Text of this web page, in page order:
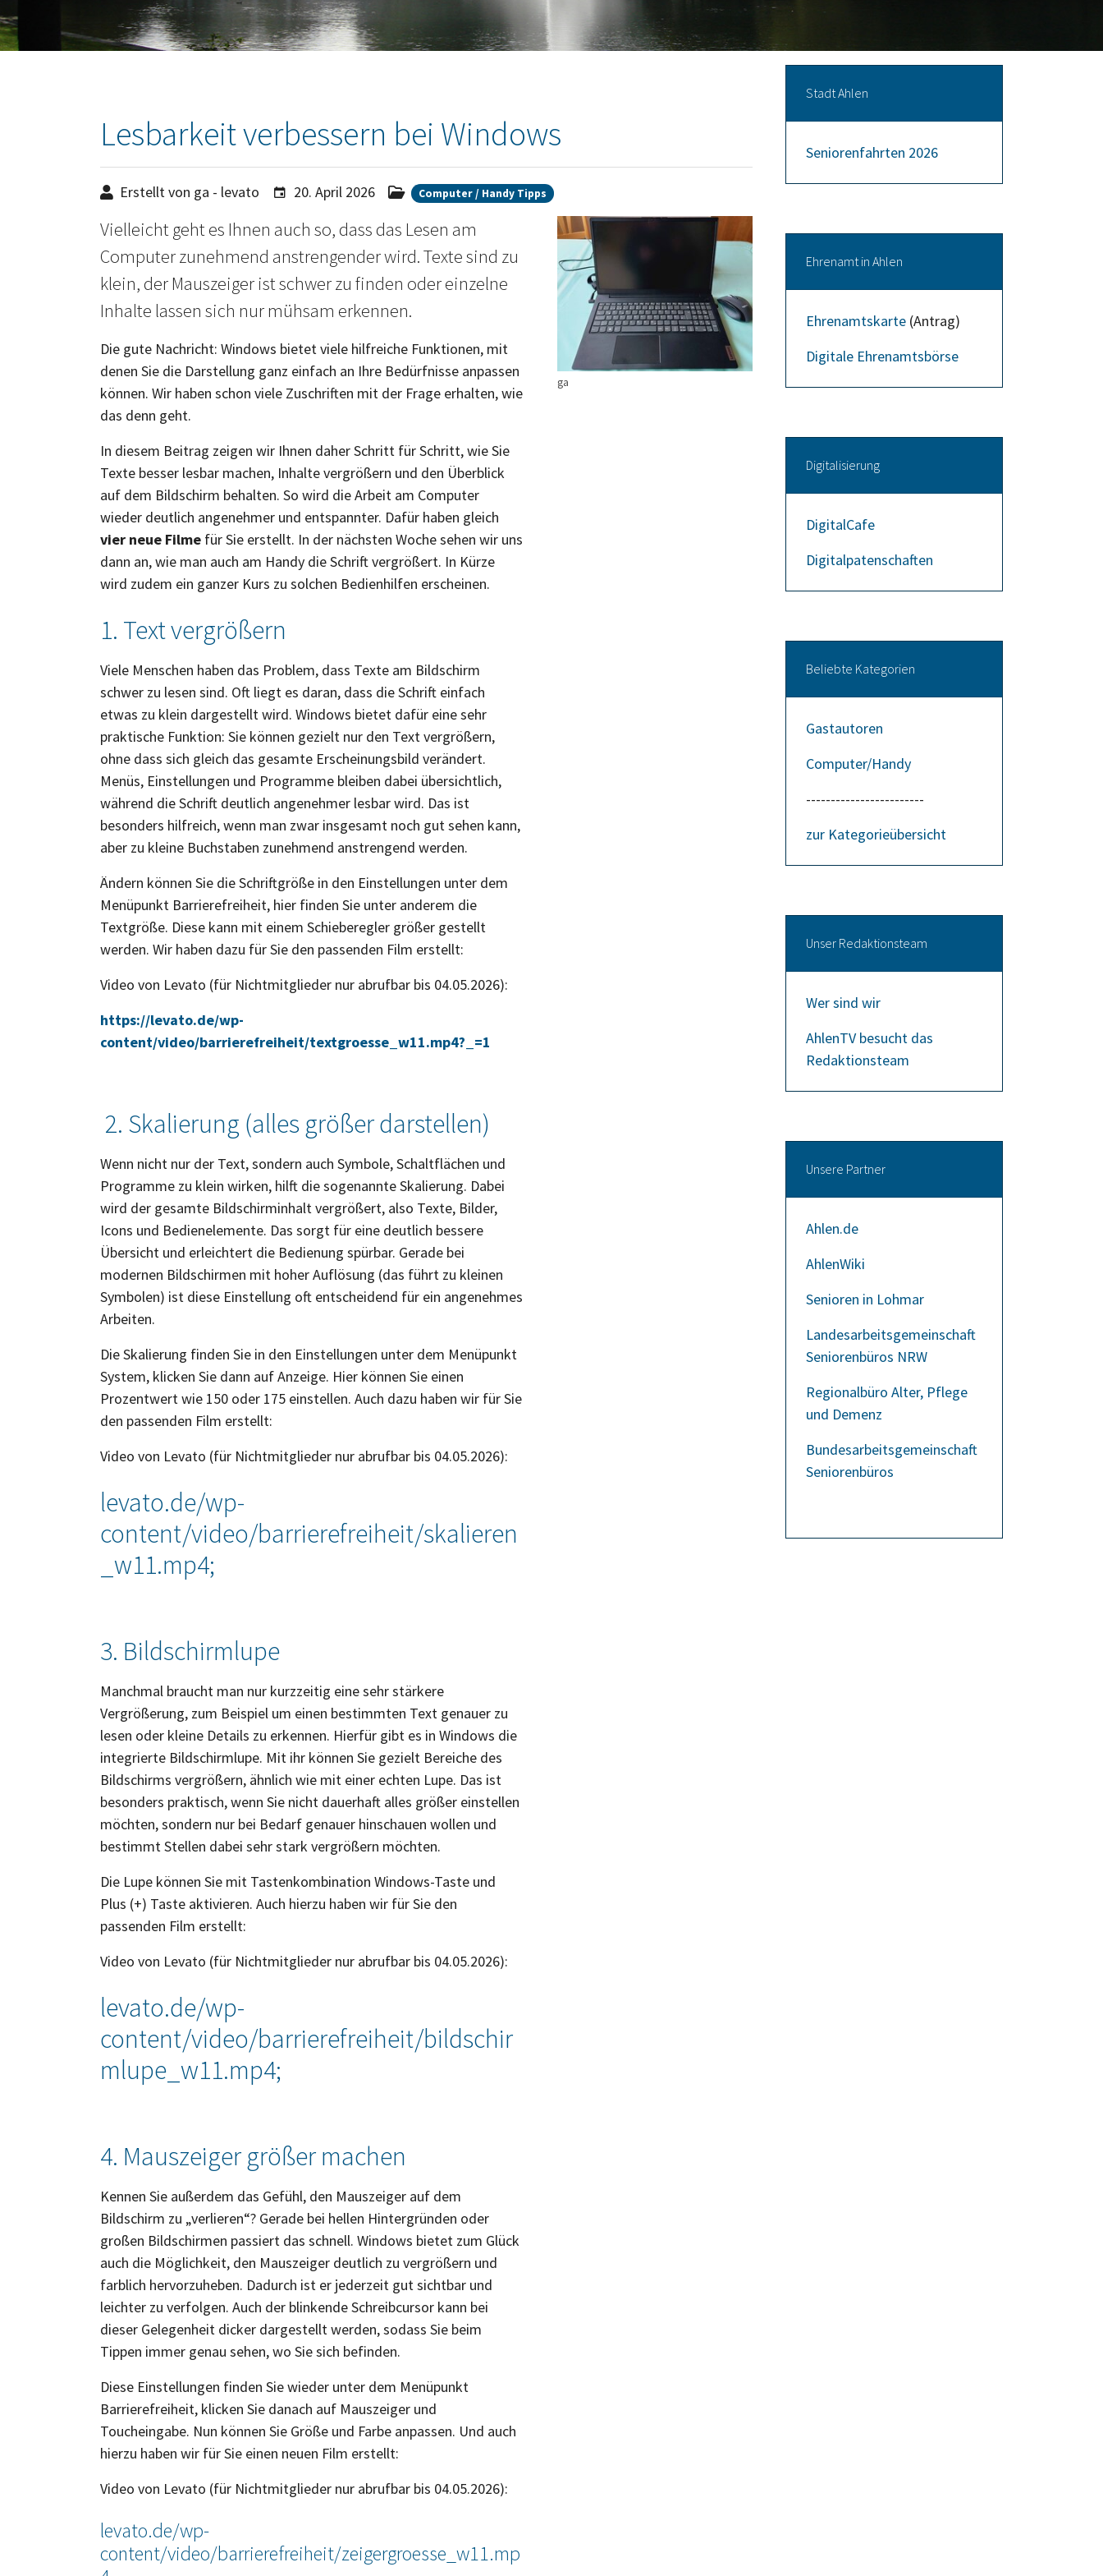
Stadt Ahlen
Seniorenfahrten 2026
Ehrenamt in Ahlen
Ehrenamtskarte (Antrag)
Digitale Ehrenamtsbörse
Digitalisierung
DigitalCafe
Digitalpatenschaften
Beliebte Kategorien
Gastautoren
Computer/Handy
------------------------
zur Kategorieübersicht
Unser Redaktionsteam
Wer sind wir
AhlenTV besucht das
Redaktionsteam
Unsere Partner
Ahlen.de
AhlenWiki
Senioren in Lohmar
Landesarbeitsgemeinschaft
Seniorenbüros NRW
Regionalbüro Alter, Pflege
und Demenz
Bundesarbeitsgemeinschaft
Seniorenbüros
Lesbarkeit verbessern bei Windows
Erstellt von ga - levato 20. April 2026 Computer / Handy Tipps
Vielleicht geht es Ihnen auch so, dass das Lesen am
Computer zunehmend anstrengender wird. Texte sind zu
klein, der Mauszeiger ist schwer zu finden oder einzelne
Inhalte lassen sich nur mühsam erkennen.
Die gute Nachricht: Windows bietet viele hilfreiche Funktionen, mit
denen Sie die Darstellung ganz einfach an Ihre Bedürfnisse anpassen
können. Wir haben schon viele Zuschriften mit der Frage erhalten, wie
das denn geht.
In diesem Beitrag zeigen wir Ihnen daher Schritt für Schritt, wie Sie
Texte besser lesbar machen, Inhalte vergrößern und den Überblick
auf dem Bildschirm behalten. So wird die Arbeit am Computer
wieder deutlich angenehmer und entspannter. Dafür haben gleich
vier neue Filme für Sie erstellt. In der nächsten Woche sehen wir uns
dann an, wie man auch am Handy die Schrift vergrößert. In Kürze
wird zudem ein ganzer Kurs zu solchen Bedienhilfen erscheinen.
1. Text vergrößern
Viele Menschen haben das Problem, dass Texte am Bildschirm
schwer zu lesen sind. Oft liegt es daran, dass die Schrift einfach
etwas zu klein dargestellt wird. Windows bietet dafür eine sehr
praktische Funktion: Sie können gezielt nur den Text vergrößern,
ohne dass sich gleich das gesamte Erscheinungsbild verändert.
Menüs, Einstellungen und Programme bleiben dabei übersichtlich,
während die Schrift deutlich angenehmer lesbar wird. Das ist
besonders hilfreich, wenn man zwar insgesamt noch gut sehen kann,
aber zu kleine Buchstaben zunehmend anstrengend werden.
Ändern können Sie die Schriftgröße in den Einstellungen unter dem
Menüpunkt Barrierefreiheit, hier finden Sie unter anderem die
Textgröße. Diese kann mit einem Schieberegler größer gestellt
werden. Wir haben dazu für Sie den passenden Film erstellt:
Video von Levato (für Nichtmitglieder nur abrufbar bis 04.05.2026):
https://levato.de/wp-
content/video/barrierefreiheit/textgroesse_w11.mp4?_=1
2. Skalierung (alles größer darstellen)
Wenn nicht nur der Text, sondern auch Symbole, Schaltflächen und
Programme zu klein wirken, hilft die sogenannte Skalierung. Dabei
wird der gesamte Bildschirminhalt vergrößert, also Texte, Bilder,
Icons und Bedienelemente. Das sorgt für eine deutlich bessere
Übersicht und erleichtert die Bedienung spürbar. Gerade bei
modernen Bildschirmen mit hoher Auflösung (das führt zu kleinen
Symbolen) ist diese Einstellung oft entscheidend für ein angenehmes
Arbeiten.
Die Skalierung finden Sie in den Einstellungen unter dem Menüpunkt
System, klicken Sie dann auf Anzeige. Hier können Sie einen
Prozentwert wie 150 oder 175 einstellen. Auch dazu haben wir für Sie
den passenden Film erstellt:
Video von Levato (für Nichtmitglieder nur abrufbar bis 04.05.2026):
levato.de/wp-
content/video/barrierefreiheit/skalieren
_w11.mp4;
3. Bildschirmlupe
Manchmal braucht man nur kurzzeitig eine sehr stärkere
Vergrößerung, zum Beispiel um einen bestimmten Text genauer zu
lesen oder kleine Details zu erkennen. Hierfür gibt es in Windows die
integrierte Bildschirmlupe. Mit ihr können Sie gezielt Bereiche des
Bildschirms vergrößern, ähnlich wie mit einer echten Lupe. Das ist
besonders praktisch, wenn Sie nicht dauerhaft alles größer einstellen
möchten, sondern nur bei Bedarf genauer hinschauen wollen und
bestimmt Stellen dabei sehr stark vergrößern möchten.
Die Lupe können Sie mit Tastenkombination Windows-Taste und
Plus (+) Taste aktivieren. Auch hierzu haben wir für Sie den
passenden Film erstellt:
Video von Levato (für Nichtmitglieder nur abrufbar bis 04.05.2026):
levato.de/wp-
content/video/barrierefreiheit/bildschir
mlupe_w11.mp4;
4. Mauszeiger größer machen
Kennen Sie außerdem das Gefühl, den Mauszeiger auf dem
Bildschirm zu „verlieren“? Gerade bei hellen Hintergründen oder
großen Bildschirmen passiert das schnell. Windows bietet zum Glück
auch die Möglichkeit, den Mauszeiger deutlich zu vergrößern und
farblich hervorzuheben. Dadurch ist er jederzeit gut sichtbar und
leichter zu verfolgen. Auch der blinkende Schreibcursor kann bei
dieser Gelegenheit dicker dargestellt werden, sodass Sie beim
Tippen immer genau sehen, wo Sie sich befinden.
Diese Einstellungen finden Sie wieder unter dem Menüpunkt
Barrierefreiheit, klicken Sie danach auf Mauszeiger und
Toucheingabe. Nun können Sie Größe und Farbe anpassen. Und auch
hierzu haben wir für Sie einen neuen Film erstellt:
Video von Levato (für Nichtmitglieder nur abrufbar bis 04.05.2026):
levato.de/wp-
content/video/barrierefreiheit/zeigergroesse_w11.mp
ga